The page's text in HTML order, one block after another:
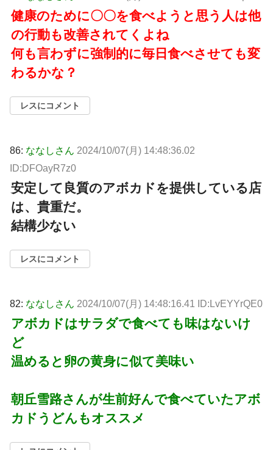
健康のために〇〇を食べようと思う人は他
の行動も改善されてくよね
何も言わずに強制的に毎日食べさせても変
わるかな？
レスにコメント
86: ななしさん 2024/10/07(月) 14:48:36.02
ID:DFOayR7z0
安定して良質のアボカドを提供している店
は、貴重だ。
結構少ない
レスにコメント
82: ななしさん 2024/10/07(月) 14:48:16.41 ID:LvEYYrQE0
アボカドはサラダで食べても味はないけ
ど
温めると卵の黄身に似て美味い
朝丘雪路さんが生前好んで食べていたアボ
カドうどんもオススメ